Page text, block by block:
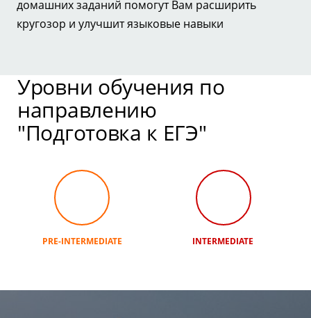
домашних заданий помогут Вам расширить
кругозор и улучшит языковые навыки
Уровни обучения по
направлению
"Подготовка к ЕГЭ"
PRE-INTERMEDIATE INTERMEDIATE